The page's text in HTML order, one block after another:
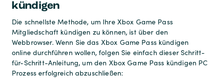
kündigen
Die schnellste Methode, um Ihre Xbox Game Pass
Mitgliedschaft kündigen zu können, ist über den
Webbrowser. Wenn Sie das Xbox Game Pass kündigen
online durchführen wollen, folgen Sie einfach dieser Schritt-
für-Schritt-Anleitung, um den Xbox Game Pass kündigen PC
Prozess erfolgreich abzuschließen: